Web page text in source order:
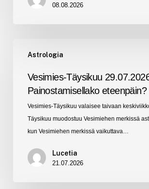
08.08.2026
Astrologia
Täysikuu
Painostamisellako
eteenpäin?
Vesimies-Täysikuu
Painostamisellako eteenpäin?
Vesimies-Täysikuu valaisee taivaan
Täysikuu muodostuu Vesimiehen merkissä
kun Vesimiehen merkissä vaikuttava…
Lucetia
21.07.2026